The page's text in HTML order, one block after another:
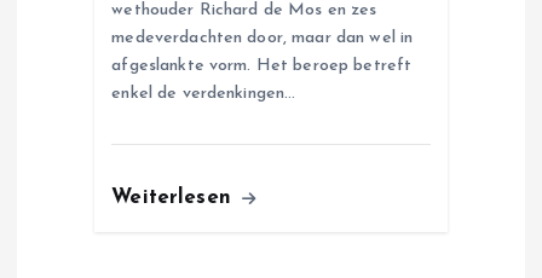
wethouder Richard de Mos en zes
medeverdachten door, maar dan wel in
afgeslankte vorm. Het beroep betreft
enkel de verdenkingen…
Weiterlesen